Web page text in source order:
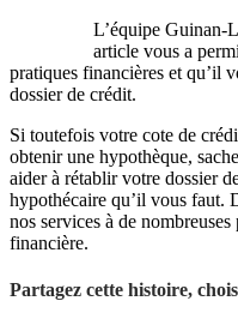
L’équipe Guinan-
article vous a
pratiques financières et qu’il
dossier de crédit.
Si toutefois votre cote de
obtenir une hypothèque,
aider à rétablir votre dossier
hypothécaire qu’il vous faut.
nos services à de
financière.
Partagez cette histoire,